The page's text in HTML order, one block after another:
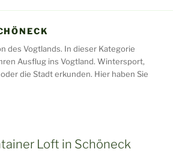
des Vogtlands. In dieser Kategorie
Ausflug ins Vogtland. Wintersport,
die Stadt erkunden. Hier haben Sie
Loft in Schöneck